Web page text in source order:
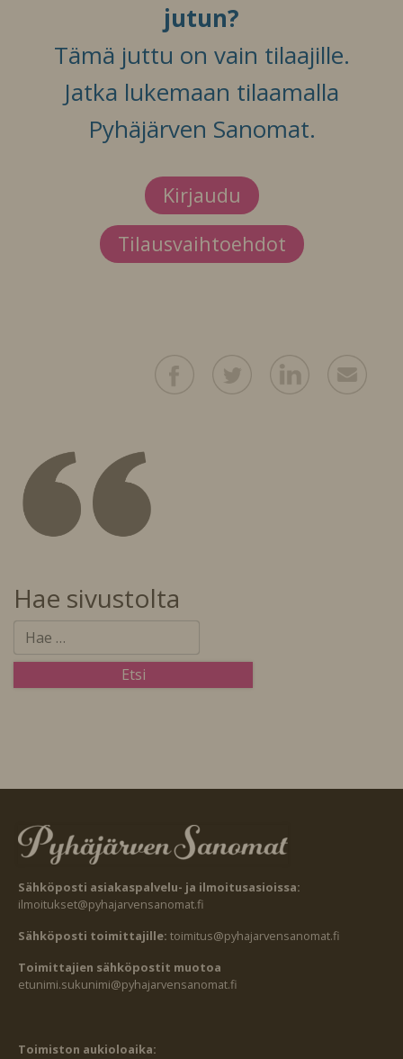
jutun?
Tämä juttu on vain tilaajille.
Jatka lukemaan tilaamalla
Pyhäjärven Sanomat.
Kirjaudu
Tilausvaihtoehdot
Hae sivustolta
Sähköposti asiakaspalvelu- ja ilmoitusasioissa:
ilmoitukset@pyhajarvensanomat.fi
Sähköposti toimittajille: toimitus@pyhajarvensanomat.fi
Toimittajien sähköpostit muotoa
etunimi.sukunimi@pyhajarvensanomat.fi
Toimiston aukioloaika: